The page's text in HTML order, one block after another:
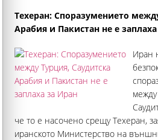
Техеран: Споразумението
Арабия и Пакистан не е
Иран
че то е насочено срещу Техеран,
иранското Министерство на